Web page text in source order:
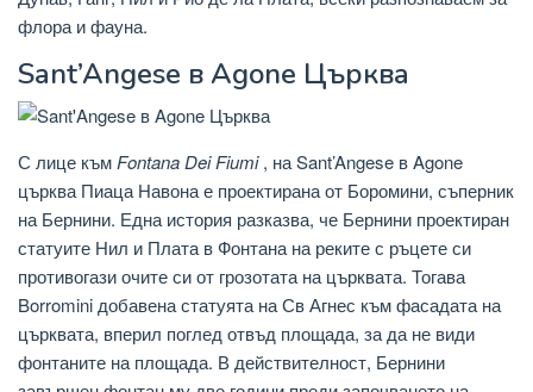
флора и фауна.
Sant’Angese в Agone Църква
С лице към Fontana Dei Fiumi, на Sant’Angese в Agone
църква Пиаца Навона е проектирана от Боромини, съперник
на Бернини. Една история разказва, че Бернини проектиран
статуите Нил и Плата в Фонтана на реките с ръцете си
противогази очите си от грозотата на църквата. Тогава
Borromini добавена статуята на Св Агнес към фасадата на
църквата, вперил поглед отвъд площада, за да не види
фонтаните на площада. В действителност, Бернини